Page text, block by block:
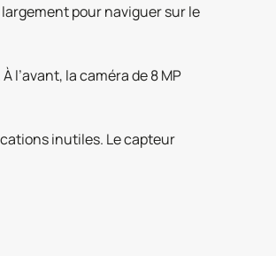
pour naviguer sur le
l’avant, la caméra de 8 MP
inutiles. Le capteur